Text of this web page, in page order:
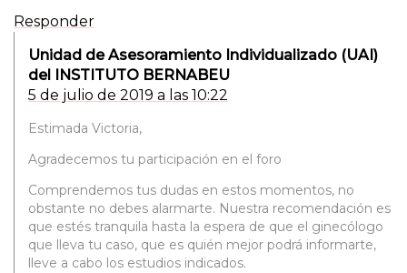
Responder
Unidad de Asesoramiento Individualizado (UAI)
del INSTITUTO BERNABEU
5 de julio de 2019 a las 10:22
Estimada Victoria,
Agradecemos tu participación en el foro
Comprendemos tus dudas en estos momentos, no
obstante no debes alarmarte. Nuestra recomendación es
que estés tranquila hasta la espera de que el ginecólogo
que lleva tu caso, que es quién mejor podrá informarte,
lleve a cabo los estudios indicados.